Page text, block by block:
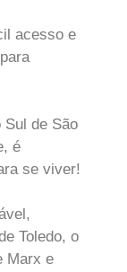
acesso e
Sul de São
é
se viver!
Toledo, o
Marx e